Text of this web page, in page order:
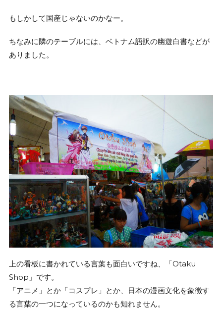
もしかして国産じゃないのかなー。
ちなみに隣のテーブルには、ベトナム語訳の幽遊白書などが
ありました。
上の看板に書かれている言葉も面白いですね、「Otaku
Shop」です。
「アニメ」とか「コスプレ」とか、日本の漫画文化を象徴す
る言葉の一つになっているのかも知れません。